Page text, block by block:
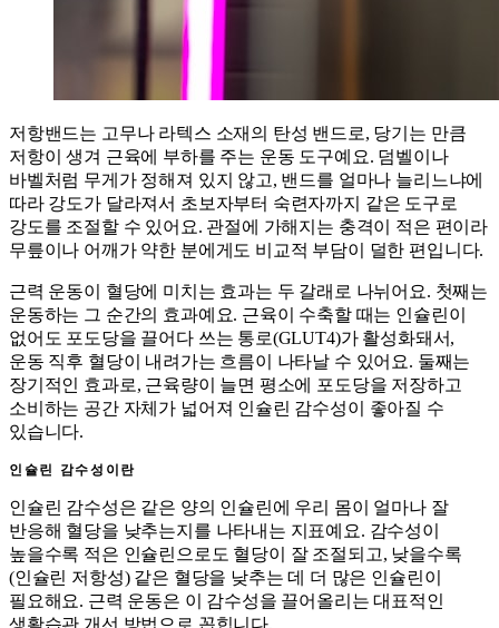
저항밴드는 고무나 라텍스 소재의 탄성 밴드로, 당기는 만큼
저항이 생겨 근육에 부하를 주는 운동 도구예요. 덤벨이나
바벨처럼 무게가 정해져 있지 않고, 밴드를 얼마나 늘리느냐에
따라 강도가 달라져서 초보자부터 숙련자까지 같은 도구로
강도를 조절할 수 있어요. 관절에 가해지는 충격이 적은 편이라
무릎이나 어깨가 약한 분에게도 비교적 부담이 덜한 편입니다.
근력 운동이 혈당에 미치는 효과는 두 갈래로 나뉘어요. 첫째는
운동하는 그 순간의 효과예요. 근육이 수축할 때는 인슐린이
없어도 포도당을 끌어다 쓰는 통로(GLUT4)가 활성화돼서,
운동 직후 혈당이 내려가는 흐름이 나타날 수 있어요. 둘째는
장기적인 효과로, 근육량이 늘면 평소에 포도당을 저장하고
소비하는 공간 자체가 넓어져 인슐린 감수성이 좋아질 수
있습니다.
인슐린 감수성이란
인슐린 감수성은 같은 양의 인슐린에 우리 몸이 얼마나 잘
반응해 혈당을 낮추는지를 나타내는 지표예요. 감수성이
높을수록 적은 인슐린으로도 혈당이 잘 조절되고, 낮을수록
(인슐린 저항성) 같은 혈당을 낮추는 데 더 많은 인슐린이
필요해요. 근력 운동은 이 감수성을 끌어올리는 대표적인
생활습관 개선 방법으로 꼽힙니다.